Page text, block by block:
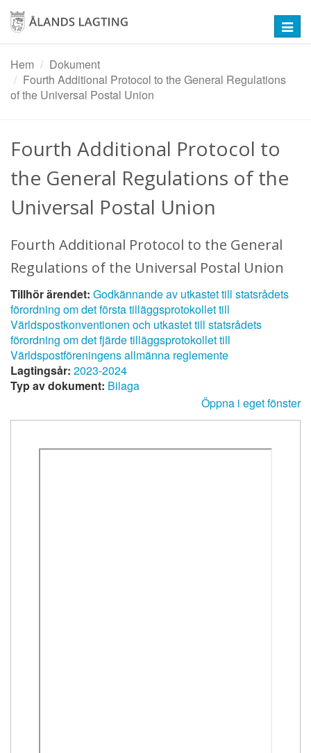
Hoppa
huvudinnehåll
Hem
Dokument
Fourth Additional Protocol to the General Regulations
of the Universal Postal Union
Fourth Additional Protocol to
the General Regulations of the
Universal Postal Union
Fourth Additional Protocol to the General
Regulations of the Universal Postal Union
Tillhör ärendet: Godkännande av utkastet till statsrådets
förordning om det första tilläggsprotokollet till
Världspostkonventionen och utkastet till statsrådets
förordning om det fjärde tilläggsprotokollet till
Världspostföreningens allmänna reglemente
Lagtingsår: 2023-2024
Typ av dokument: Bilaga
Öppna i eget fönster